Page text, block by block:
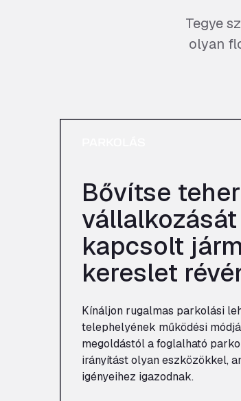
Tegye
olyan
Bővítse
kapcsolt
kereslet
Kínáljon rugalmas parkolási
telephelyének működési
megoldástól a foglalható
irányítást olyan eszközökkel,
igényeihez igazodnak.